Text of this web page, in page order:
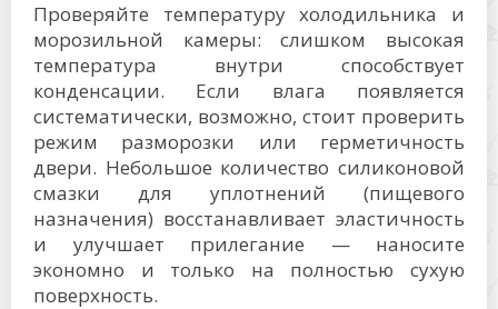
Проверяйте температуру холодильника и
морозильной камеры: слишком высокая
температура внутри способствует
конденсации. Если влага появляется
систематически, возможно, стоит проверить
режим разморозки или герметичность
двери. Небольшое количество силиконовой
смазки для уплотнений (пищевого
назначения) восстанавливает эластичность
и улучшает прилегание — наносите
экономно и только на полностью сухую
поверхность.